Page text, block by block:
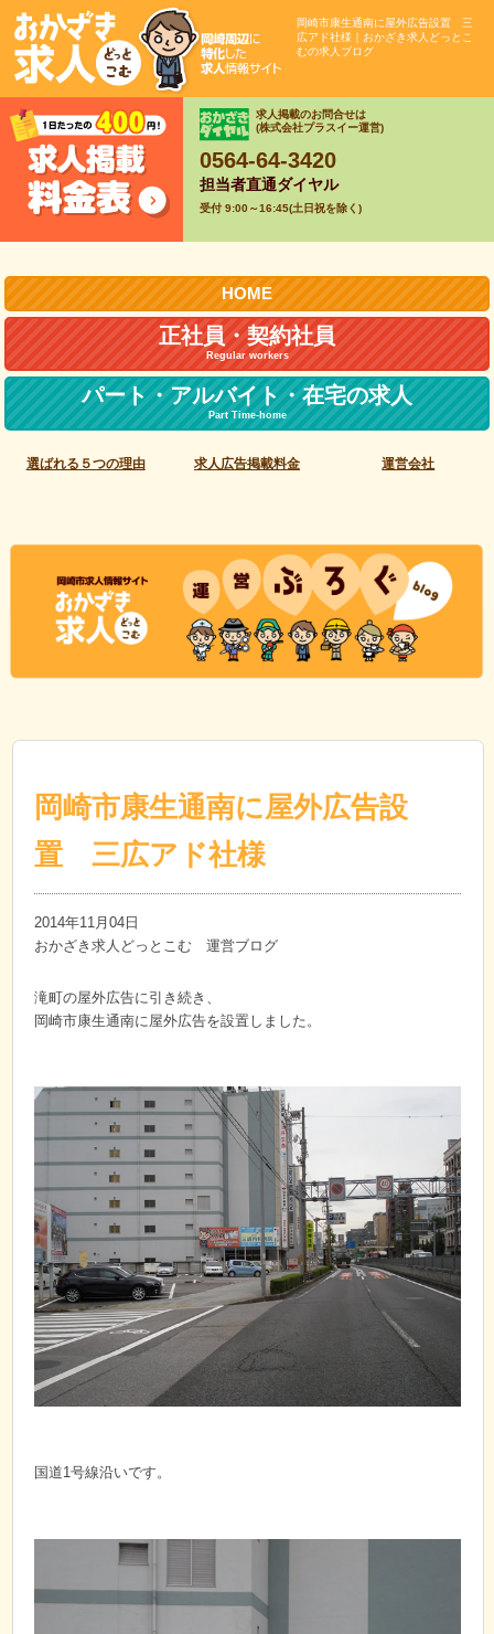
岡崎市康生通南に屋外広告設置 三
広アド社様｜おかざき求人どっとこ
むの求人ブログ
求人掲載のお問合せは
(株式会社プラスイー運営)
0564-64-3420
担当者直通ダイヤル
受付 9:00～16:45(土日祝を除く)
HOME
正社員・契約社員
Regular workers
パート・アルバイト・在宅の求人
Part Time-home
選ばれる５つの理由 求人広告掲載料金 運営会社
岡崎市康生通南に屋外広告設
置 三広アド社様
2014年11月04日
おかざき求人どっとこむ 運営ブログ
滝町の屋外広告に引き続き、
岡崎市康生通南に屋外広告を設置しました。
国道1号線沿いです。